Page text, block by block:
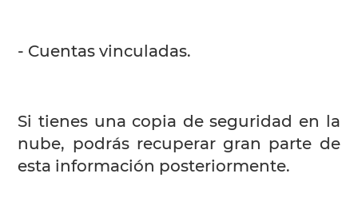
- Cuentas vinculadas.
Si tienes una copia de seguridad en la
nube, podrás recuperar gran parte de
esta información posteriormente.